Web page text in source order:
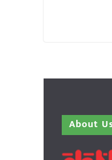
About